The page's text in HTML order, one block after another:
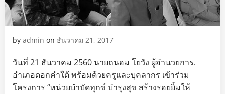
by admin on ธันวาคม 21, 2017
วันที่ 21 ธันวาคม 2560 นายถนอม โยวัง ผู้อำนวยการ.
อำเภอดอกคำใต้ พร้อมด้วยครูและบุคลากร เข้าร่วม
โครงการ “หน่วยบำบัดทุกข์ บำรุงสุข สร้างรอยยิ้มให้